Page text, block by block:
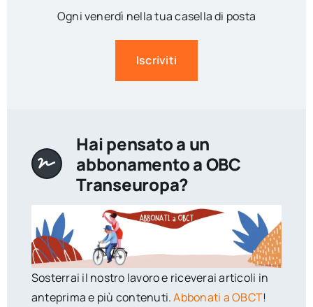
Ogni venerdì nella tua casella di posta
Iscriviti
Hai pensato a un
abbonamento a OBC
Transeuropa?
Sosterrai il nostro lavoro e riceverai articoli in
anteprima e più contenuti.Abbonati a OBCT!